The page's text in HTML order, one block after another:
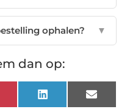
ophalen? ▼
dan op:
LinkedIn Email